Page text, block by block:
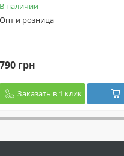
В наличии
Опт и розница
790 грн
Заказать в 1 клик